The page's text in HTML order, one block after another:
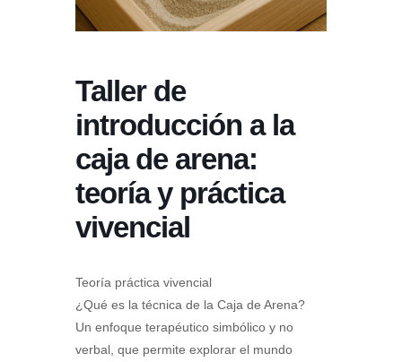
Taller de
introducción a la
caja de arena:
teoría y práctica
vivencial
Teoría práctica vivencial
¿Qué es la técnica de la Caja de Arena?
Un enfoque terapéutico simbólico y no
verbal, que permite explorar el mundo